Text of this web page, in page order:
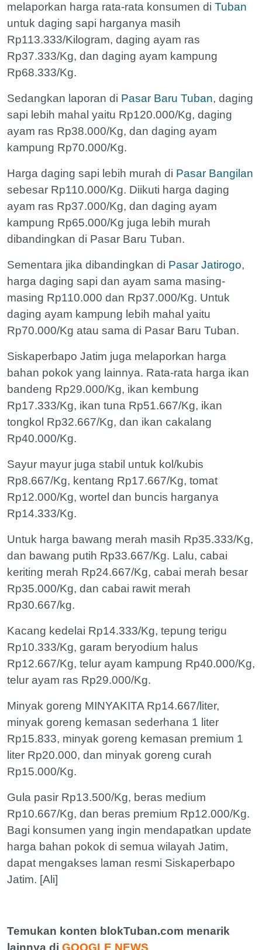
melaporkan harga rata-rata konsumen di Tuban
untuk daging sapi harganya masih
Rp113.333/Kilogram, daging ayam ras
Rp37.333/Kg, dan daging ayam kampung
Rp68.333/Kg.
Sedangkan laporan di Pasar Baru Tuban, daging
sapi lebih mahal yaitu Rp120.000/Kg, daging
ayam ras Rp38.000/Kg, dan daging ayam
kampung Rp70.000/Kg.
Harga daging sapi lebih murah di Pasar Bangilan
sebesar Rp110.000/Kg. Diikuti harga daging
ayam ras Rp37.000/Kg, dan daging ayam
kampung Rp65.000/Kg juga lebih murah
dibandingkan di Pasar Baru Tuban.
Sementara jika dibandingkan di Pasar Jatirogo,
harga daging sapi dan ayam sama masing-
masing Rp110.000 dan Rp37.000/Kg. Untuk
daging ayam kampung lebih mahal yaitu
Rp70.000/Kg atau sama di Pasar Baru Tuban.
Siskaperbapo Jatim juga melaporkan harga
bahan pokok yang lainnya. Rata-rata harga ikan
bandeng Rp29.000/Kg, ikan kembung
Rp17.333/Kg, ikan tuna Rp51.667/Kg, ikan
tongkol Rp32.667/Kg, dan ikan cakalang
Rp40.000/Kg.
Sayur mayur juga stabil untuk kol/kubis
Rp8.667/Kg, kentang Rp17.667/Kg, tomat
Rp12.000/Kg, wortel dan buncis harganya
Rp14.333/Kg.
Untuk harga bawang merah masih Rp35.333/Kg,
dan bawang putih Rp33.667/Kg. Lalu, cabai
keriting merah Rp24.667/Kg, cabai merah besar
Rp35.000/Kg, dan cabai rawit merah
Rp30.667/kg.
Kacang kedelai Rp14.333/Kg, tepung terigu
Rp10.333/Kg, garam beryodium halus
Rp12.667/Kg, telur ayam kampung Rp40.000/Kg,
telur ayam ras Rp29.000/Kg.
Minyak goreng MINYAKITA Rp14.667/liter,
minyak goreng kemasan sederhana 1 liter
Rp15.833, minyak goreng kemasan premium 1
liter Rp20.000, dan minyak goreng curah
Rp15.000/Kg.
Gula pasir Rp13.500/Kg, beras medium
Rp10.667/Kg, dan beras premium Rp12.000/Kg.
Bagi konsumen yang ingin mendapatkan update
harga bahan pokok di semua wilayah Jatim,
dapat mengakses laman resmi Siskaperbapo
Jatim. [Ali]
Temukan konten blokTuban.com menarik
lainnya di GOOGLE NEWS